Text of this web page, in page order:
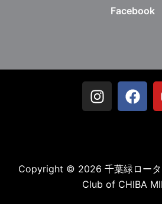
Facebook
Copyright © 2026 千葉緑ロー
Club of CHIBA